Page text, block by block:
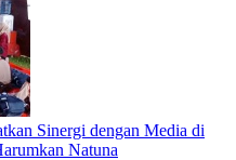
Sinergi dengan Media di
Natuna